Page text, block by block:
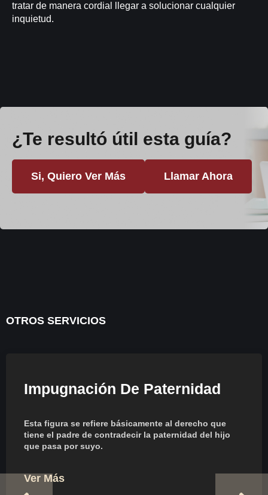
tratar de manera cordial llegar a solucionar cualquier
inquietud.
¿Te resultó útil esta guía?
Si, Quiero Ver Más Llamar Ahora
OTROS SERVICIOS
Impugnación De Paternidad
Esta figura se refiere básicamente al derecho que
tiene el padre de contradecir la paternidad del hijo
que pasa por suyo.
Ver Más